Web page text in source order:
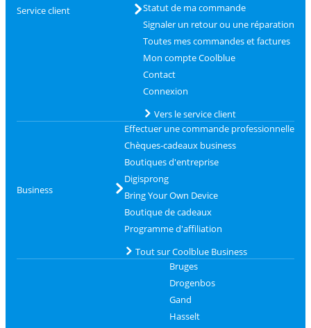
Service client
Statut de ma commande
Signaler un retour ou une réparation
Toutes mes commandes et factures
Mon compte Coolblue
Contact
Connexion
Vers le service client
Business
Effectuer une commande professionnelle
Chèques-cadeaux business
Boutiques d'entreprise
Digisprong
Bring Your Own Device
Boutique de cadeaux
Programme d'affiliation
Tout sur Coolblue Business
Bruges
Drogenbos
Gand
Hasselt